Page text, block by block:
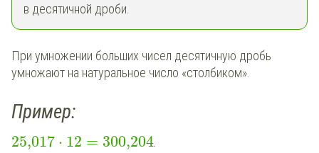
в десятичной дроби.
При умножении больших чисел десятичную дробь
умножают на натуральное число «столбиком».
Пример:
25,017 ⋅ 12 = 300,204